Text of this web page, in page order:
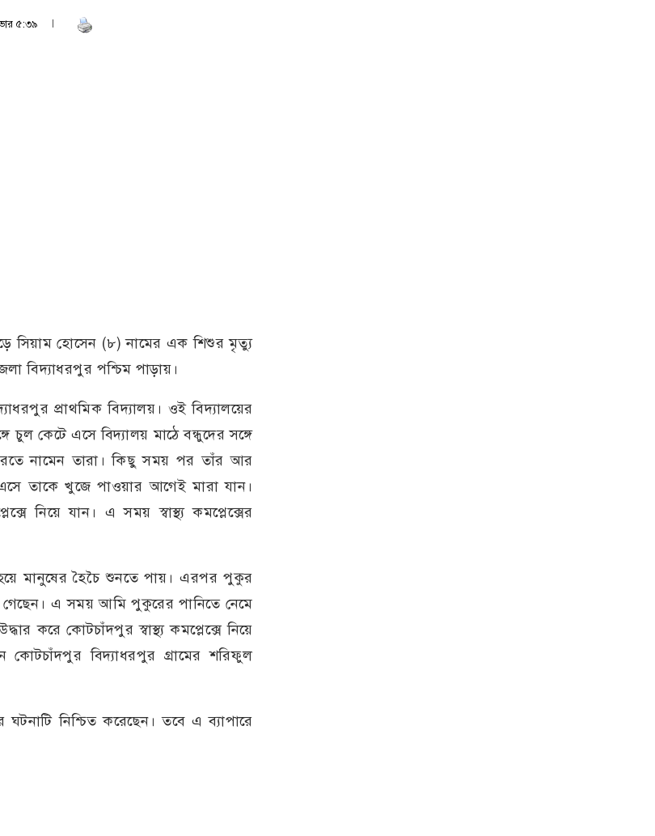
৫:৩৯
সিয়াম হোসেন (৮) নামের এক শিশুর মৃত্যু
বিদ্যাধরপুর পশ্চিম পাড়ায়।
প্রাথমিক বিদ্যালয়। ওই বিদ্যালয়ের
চুল কেটে এসে বিদ্যালয় মাঠে বন্ধুদের সঙ্গে
নামেন তারা। কিছু সময় পর তাঁর আর
তাকে খুজে পাওয়ার আগেই মারা যান।
নিয়ে যান। এ সময় স্বাস্থ্য কমপ্লেক্সের
মানুষের হৈচৈ শুনতে পায়। এরপর পুকুর
গেছেন। এ সময় আমি পুকুরের পানিতে নেমে
করে কোটচাঁদপুর স্বাস্থ্য কমপ্লেক্সে নিয়ে
বিদ্যাধরপুর গ্রামের শরিফুল
নিশ্চিত করেছেন। তবে এ ব্যাপারে